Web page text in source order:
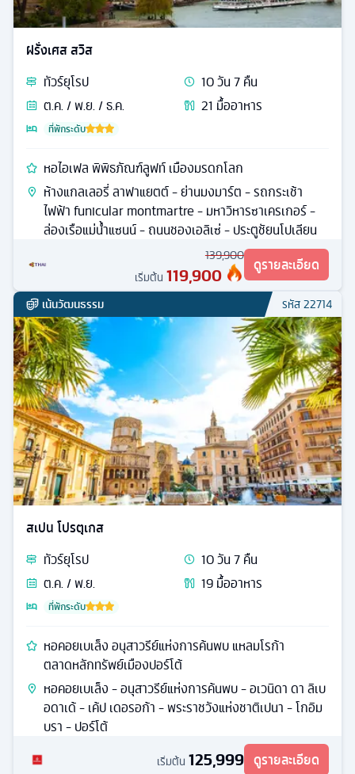
ฝรั่งเศส สวิส
ทัวร์ยุโรป 10วัน7คืน
ต.ค. / พ.ย. / ธ.ค.
21 มื้ออาหาร
ที่พักระดับ
หอไอเฟล พิพิธภัณฑ์ลูฟท์ เมืองมรดกโลก
ห้างแกลเลอรี่ ลาฟาแยตต์ - ย่านมงมาร์ต - รถกระเช้า
ไฟฟ้า funicular montmartre - มหาวิหารซาเครเกอร์ -
ล่องเรือแม่น้ำแซนน์ - ถนนชองเอลิเซ่ - ประตูชัยนโปเลียน
139,900
เริ่มต้น 119,900 ดูรายละเอียด
เน้นวัฒนธรรม รหัส22714
สเปน โปรตุเกส
ทัวร์ยุโรป 10วัน7คืน
ต.ค. / พ.ย.
19มื้ออาหาร
ที่พักระดับ
หอคอยเบเล็ง อนุสาวรีย์แห่งการค้นพบ แหลมโรก้า
ตลาดหลักทรัพย์เมืองปอร์โต้
หอคอยเบเล็ง - อนุสาวรีย์แห่งการค้นพบ - อเวนิดา ดา ลิเบ
อดาเด้ - เค้ป เดอรอก้า - พระราชวังแห่งชาติเปนา - โกอิม
บรา - ปอร์โต้
เริ่มต้น 125,999 ดูรายละเอียด